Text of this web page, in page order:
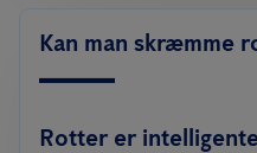
Kan man skræmme
Rotter er